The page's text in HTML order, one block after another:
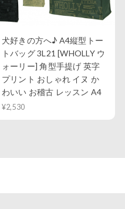
犬好きの方へ♪ A4縦型トー
トバッグ 3L21 [WHOLLY ウ
ォーリー] 角型手提げ 英字
プリント おしゃれ イヌ か
わいい お稽古 レッスン A4
¥2,530